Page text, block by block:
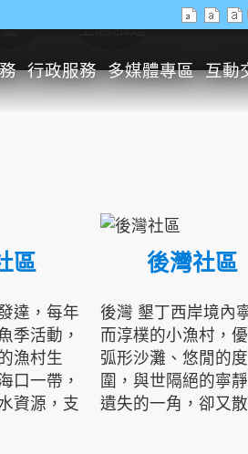
行政服務 多媒體專區 互動
生態旅遊
區
達，每年
季活動，
漁村生
口一帶，
資源，支
後灣社區
後灣 墾丁西岸境內
而淳樸的小漁村，
弧形沙灘、悠閒的
圍，與世隔絕的寧
遺失的一角，卻又